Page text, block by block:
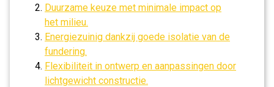
Duurzame keuze met minimale impact op
het milieu.
Energiezuinig dankzij goede isolatie van de
fundering.
Flexibiliteit in ontwerp en aanpassingen door
lichtgewicht constructie.